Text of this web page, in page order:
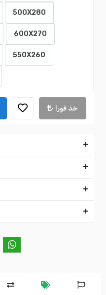
500X280
600X270
550X260
خذ فورا